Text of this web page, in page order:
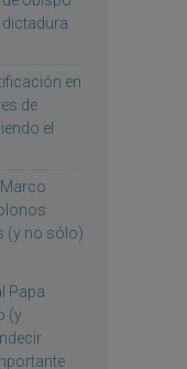
en
de
el
(y no sólo)
Papa
(y